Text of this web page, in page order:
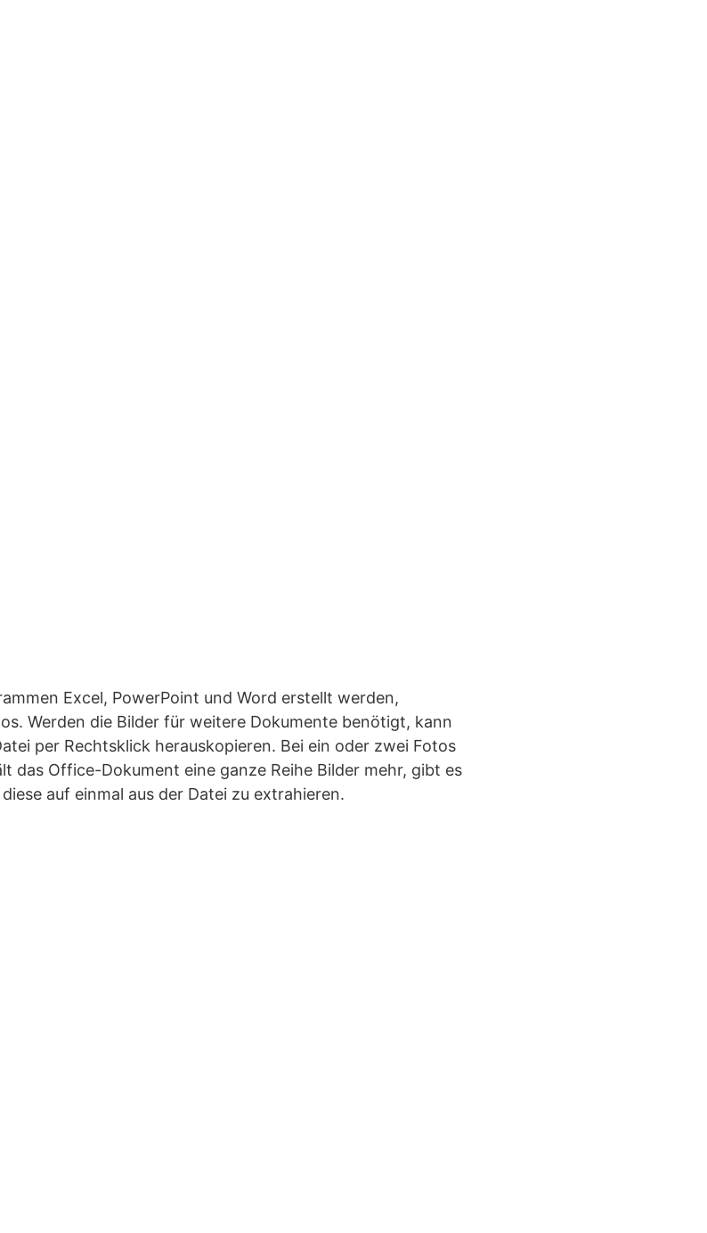
Excel, PowerPoint und Word erstellt werden,
Werden die Bilder für weitere Dokumente benötigt, kann
per Rechtsklick herauskopieren. Bei ein oder zwei Fotos
das Office-Dokument eine ganze Reihe Bilder mehr, gibt es
auf einmal aus der Datei zu extrahieren.